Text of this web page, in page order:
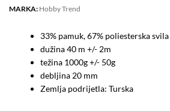
MARKA: Hobby Trend
33% pamuk, 67% poliesterska svila
dužina 40 m +/- 2m
težina 1000g +/- 50g
debljina 20 mm
Zemlja podrijetla: Turska